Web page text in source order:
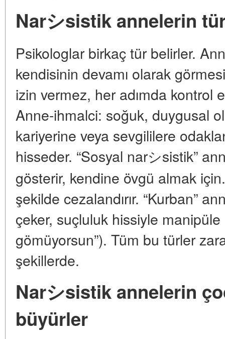
Narシsistik annelerin
Psikologlar birkaç tür belirler.
kendisinin devamı olarak
izin vermez, her adımda kontrol
Anne-ihmalci: soğuk, duygusal
kariyerine veya sevgililere
hisseder. “Sosyal narシsistik”
gösterir, kendine övgü almak
şekilde cezalandırır. “Kurban”
çeker, suçluluk hissiyle
gömüyorsun”). Tüm bu türler
şekillerde.
Narシsistik annelerin
büyürler